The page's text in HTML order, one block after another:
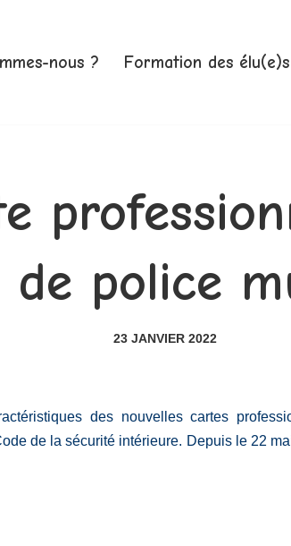
nous ? Formation des élu(e)s
de police
23 JANVIER 2022
des nouvelles cartes
de la sécurité intérieure. Depuis le 22